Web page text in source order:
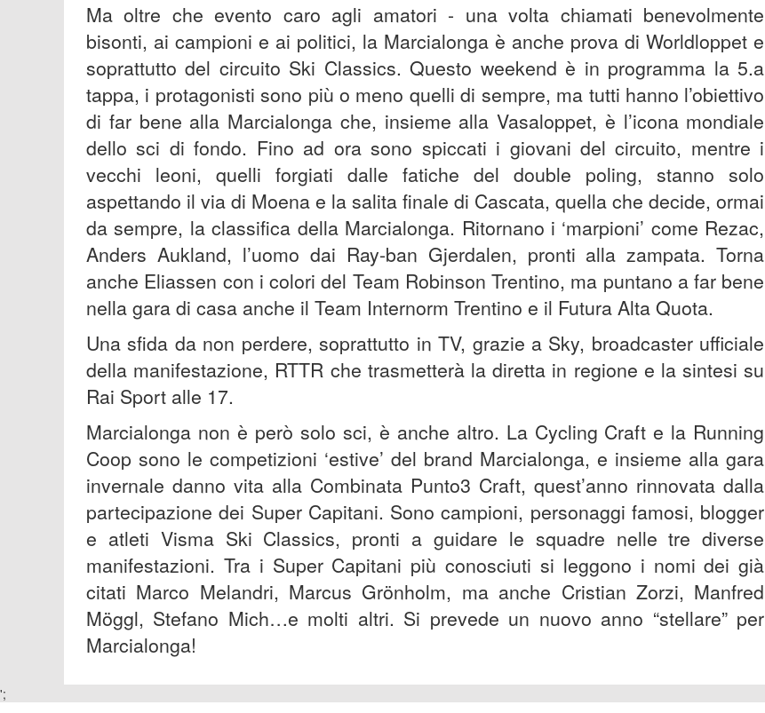
Ma oltre che evento caro agli amatori - una volta chiamati benevolmente
bisonti, ai campioni e ai politici, la Marcialonga è anche prova di Worldloppet e
soprattutto del circuito Ski Classics. Questo weekend è in programma la 5.a
tappa, i protagonisti sono più o meno quelli di sempre, ma tutti hanno l’obiettivo
di far bene alla Marcialonga che, insieme alla Vasaloppet, è l’icona mondiale
dello sci di fondo. Fino ad ora sono spiccati i giovani del circuito, mentre i
vecchi leoni, quelli forgiati dalle fatiche del double poling, stanno solo
aspettando il via di Moena e la salita finale di Cascata, quella che decide, ormai
da sempre, la classifica della Marcialonga. Ritornano i ‘marpioni’ come Rezac,
Anders Aukland, l’uomo dai Ray-ban Gjerdalen, pronti alla zampata. Torna
anche Eliassen con i colori del Team Robinson Trentino, ma puntano a far bene
nella gara di casa anche il Team Internorm Trentino e il Futura Alta Quota.
Una sfida da non perdere, soprattutto in TV, grazie a Sky, broadcaster ufficiale
della manifestazione, RTTR che trasmetterà la diretta in regione e la sintesi su
Rai Sport alle 17.
Marcialonga non è però solo sci, è anche altro. La Cycling Craft e la Running
Coop sono le competizioni ‘estive’ del brand Marcialonga, e insieme alla gara
invernale danno vita alla Combinata Punto3 Craft, quest’anno rinnovata dalla
partecipazione dei Super Capitani. Sono campioni, personaggi famosi, blogger
e atleti Visma Ski Classics, pronti a guidare le squadre nelle tre diverse
manifestazioni. Tra i Super Capitani più conosciuti si leggono i nomi dei già
citati Marco Melandri, Marcus Grönholm, ma anche Cristian Zorzi, Manfred
Möggl, Stefano Mich…e molti altri. Si prevede un nuovo anno “stellare” per
Marcialonga!
';